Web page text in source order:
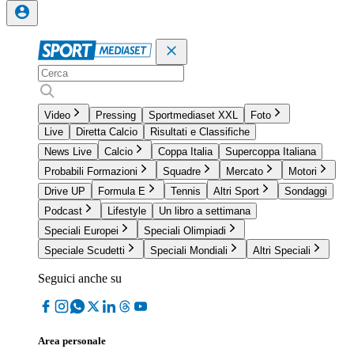
Video Pressing Sportmediaset XXL
Foto
Live
Diretta Calcio
Risultati e Classifiche
News Live
Calcio Coppa Italia
Supercoppa Italiana
Probabili Formazioni
Squadre Mercato
Motori
Drive UP
Formula E Tennis Altri Sport
Sondaggi
Podcast
Lifestyle
Un libro a settimana
Speciali Europei
Speciali Olimpiadi
Speciale Scudetti
Speciali Mondiali Altri Speciali
Seguici anche su
Area personale